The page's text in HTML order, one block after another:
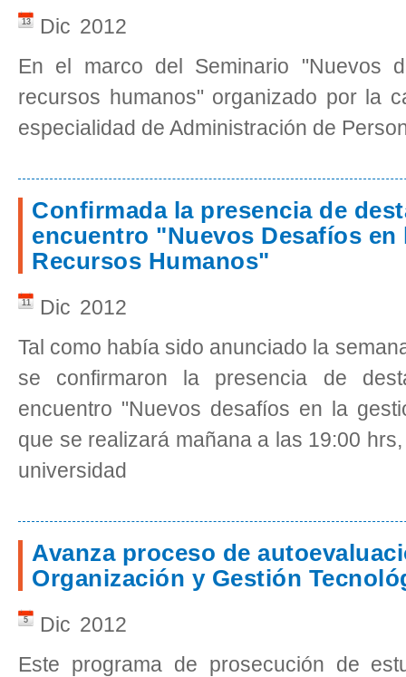
Dic
13
2012
En el marco del Seminario "Nuevos
recursos humanos" organizado por la
especialidad de Administración de
Confirmada la presencia de
encuentro "Nuevos Desafíos en
Recursos Humanos"
Dic
11
2012
Tal como había sido anunciado la
se confirmaron la presencia de
encuentro "Nuevos desafíos en la
que se realizará mañana a las 19:00
universidad
Avanza proceso de
Organización y Gestión
Dic
5
2012
Este programa de prosecución de